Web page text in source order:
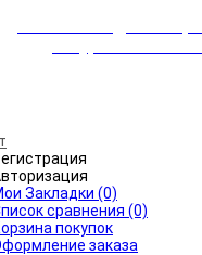
Закладки (0)
сравнения (0)
покупок
заказа